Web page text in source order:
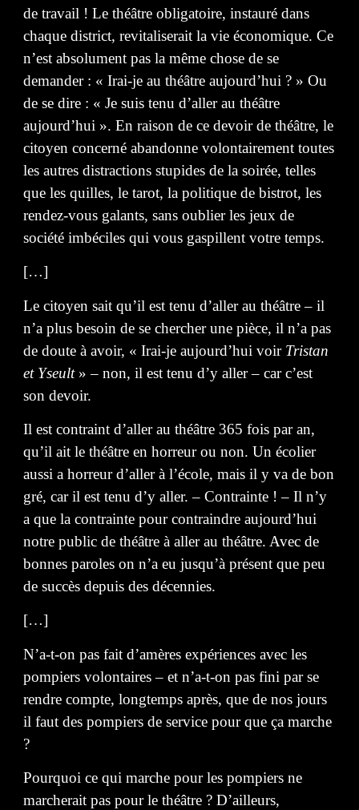
de travail ! Le théâtre obligatoire, instauré dans
chaque district, revitaliserait la vie économique. Ce
n’est absolument pas la même chose de se
demander : « Irai-je au théâtre aujourd’hui ? » Ou
de se dire : « Je suis tenu d’aller au théâtre
aujourd’hui ». En raison de ce devoir de théâtre, le
citoyen concerné abandonne volontairement toutes
les autres distractions stupides de la soirée, telles
que les quilles, le tarot, la politique de bistrot, les
rendez-vous galants, sans oublier les jeux de
société imbéciles qui vous gaspillent votre temps.
[…]
Le citoyen sait qu’il est tenu d’aller au théâtre – il
n’a plus besoin de se chercher une pièce, il n’a pas
de doute à avoir, « Irai-je aujourd’hui voir Tristan
et Yseult» – non, il est tenu d’y aller – car c’est
son devoir.
Il est contraint d’aller au théâtre 365 fois par an,
qu’il ait le théâtre en horreur ou non. Un écolier
aussi a horreur d’aller à l’école, mais il y va de bon
gré, car il est tenu d’y aller. – Contrainte ! – Il n’y
a que la contrainte pour contraindre aujourd’hui
notre public de théâtre à aller au théâtre. Avec de
bonnes paroles on n’a eu jusqu’à présent que peu
de succès depuis des décennies.
[…]
N’a-t-on pas fait d’amères expériences avec les
pompiers volontaires – et n’a-t-on pas fini par se
rendre compte, longtemps après, que de nos jours
il faut des pompiers de service pour que ça marche
?
Pourquoi ce qui marche pour les pompiers ne
marcherait pas pour le théâtre ? D’ailleurs,